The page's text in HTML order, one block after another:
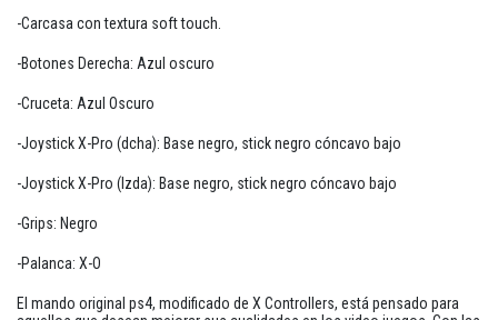
-Carcasa con textura soft touch.
-Botones Derecha: Azul oscuro
-Cruceta: Azul Oscuro
-Joystick X-Pro (dcha): Base negro, stick negro cóncavo bajo
-Joystick X-Pro (Izda): Base negro, stick negro cóncavo bajo
-Grips: Negro
-Palanca: X-O
El mando original ps4, modificado de X Controllers, está pensado para